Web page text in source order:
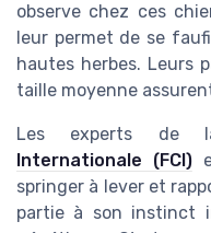
observe chez ces
leur permet de se
hautes herbes. Leurs
taille moyenne
Les experts de
Internationale (FCI)
springer à lever et
partie à son instinct